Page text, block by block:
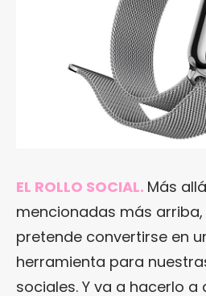
EL ROLLO SOCIAL. Más
mencionadas más arriba,
pretende convertirse en
herramienta para
sociales. Y va a hacerlo a